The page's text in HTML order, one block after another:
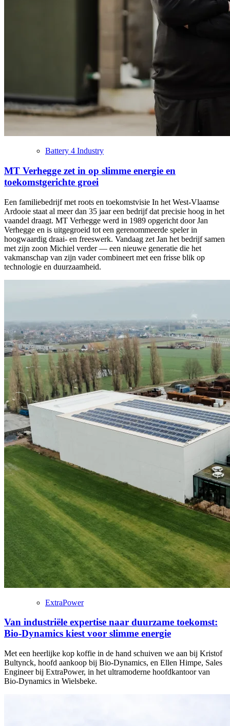
Battery 4 Industry
MT Verhegge zet in op slimme energie en
toekomstgerichte groei
Een familiebedrijf met roots en toekomstvisie In het West-Vlaamse
Ardooie staat al meer dan 35 jaar een bedrijf dat precisie hoog in het
vaandel draagt. MT Verhegge werd in 1989 opgericht door Jan
Verhegge en is uitgegroeid tot een gerenommeerde speler in
hoogwaardig draai- en freeswerk. Vandaag zet Jan het bedrijf samen
met zijn zoon Michiel verder — een nieuwe generatie die het
vakmanschap van zijn vader combineert met een frisse blik op
technologie en duurzaamheid.
ExtraPower
Van industriële expertise naar duurzame toekomst:
Bio-Dynamics kiest voor slimme energie
Met een heerlijke kop koffie in de hand schuiven we aan bij Kristof
Bultynck, hoofd aankoop bij Bio-Dynamics, en Ellen Himpe, Sales
Engineer bij ExtraPower, in het ultramoderne hoofdkantoor van
Bio-Dynamics in Wielsbeke.